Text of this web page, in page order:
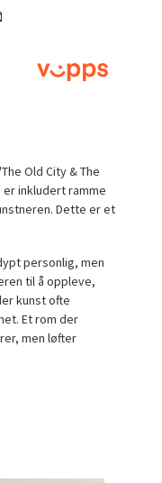
Old City & The
er inkludert ramme
Dette er et
personlig, men
til å oppleve,
kunst ofte
Et rom der
men løfter